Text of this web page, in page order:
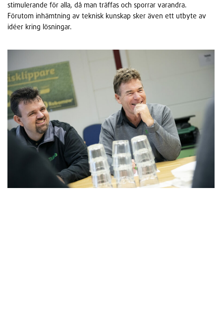
stimulerande för alla, då man träffas och sporrar varandra.
Förutom inhämtning av teknisk kunskap sker även ett utbyte av
idéer kring lösningar.